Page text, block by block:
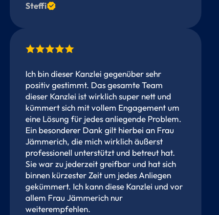
Steffi
Ich bin dieser Kanzlei gegenüber sehr
positiv gestimmt. Das gesamte Team
dieser Kanzlei ist wirklich super nett und
kümmert sich mit vollem Engagement um
eine Lösung für jedes anliegende Problem.
Ein besonderer Dank gilt hierbei an Frau
Jämmerich, die mich wirklich äußerst
professionell unterstützt und betreut hat.
Sie war zu jederzeit greifbar und hat sich
binnen kürzester Zeit um jedes Anliegen
gekümmert. Ich kann diese Kanzlei und vor
allem Frau Jämmerich nur
weiterempfehlen.